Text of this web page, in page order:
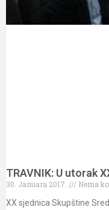
TRAVNIK: U utorak
30. Januara 2017.
Nema
XX sjednica Skupštine